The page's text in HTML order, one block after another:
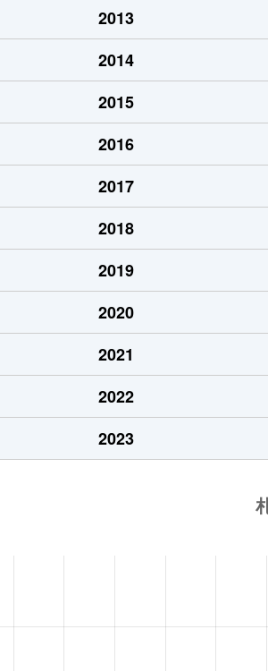
2,000万円 稲穂
300万円 手稲
500万円 手稲
1,600万円 手稲
330万円 星置
2,500万円 星置
2,400万円
180万円
1,500万円
2,800万円 稲積公園
2013
2014
2015
2016
2017
2018
2019
2020
2021
2022
2023